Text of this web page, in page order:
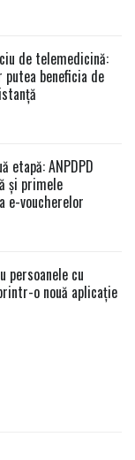
de telemedicină:
beneficia de
etapă: ANPDPD
și primele
e-voucherelor
persoanele cu
o nouă aplicație